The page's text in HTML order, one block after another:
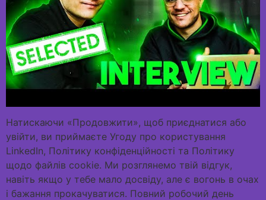
Натискаючи «Продовжити», щоб приєднатися або
увійти, ви приймаєте Угоду про користування
LinkedIn, Політику конфіденційності та Політику
щодо файлів cookie. Ми розглянемо твій відгук,
навіть якщо у тебе мало досвіду, але є вогонь в очах
і бажання прокачуватися. Повний робочий день